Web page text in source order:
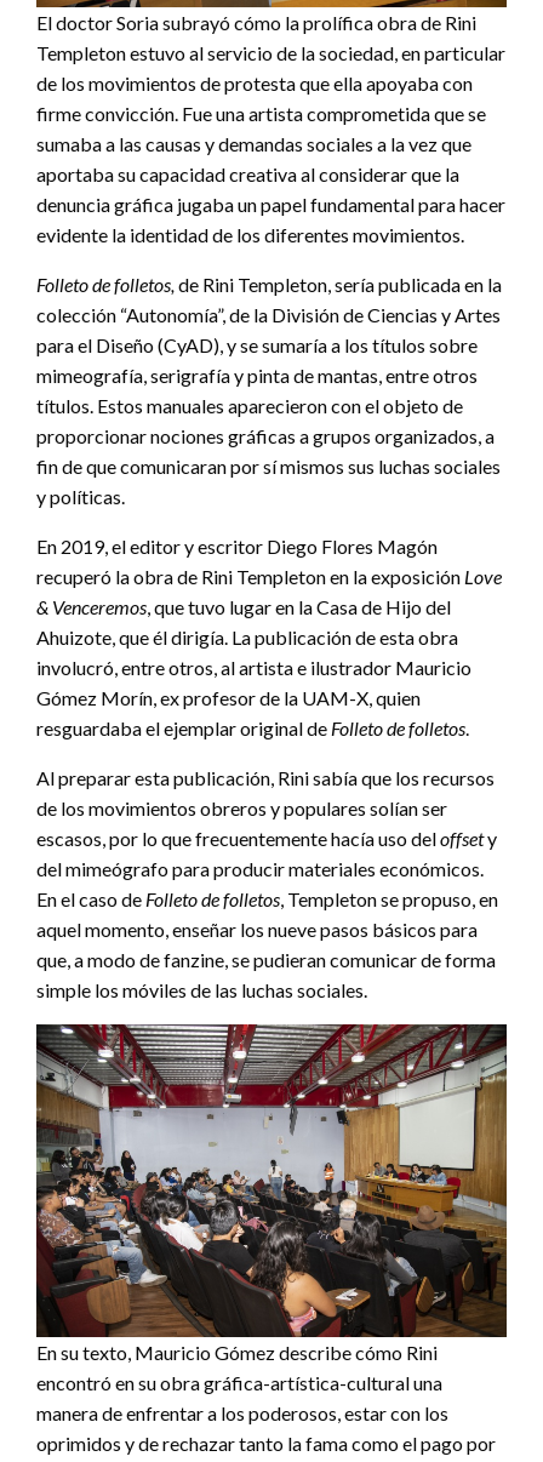
El doctor Soria subrayó cómo la prolífica obra de Rini
Templeton estuvo al servicio de la sociedad, en particular
de los movimientos de protesta que ella apoyaba con
firme convicción. Fue una artista comprometida que se
sumaba a las causas y demandas sociales a la vez que
aportaba su capacidad creativa al considerar que la
denuncia gráfica jugaba un papel fundamental para hacer
evidente la identidad de los diferentes movimientos.
Folleto de folletos, de Rini Templeton, sería publicada en la
colección “Autonomía”, de la División de Ciencias y Artes
para el Diseño (CyAD), y se sumaría a los títulos sobre
mimeografía, serigrafía y pinta de mantas, entre otros
títulos. Estos manuales aparecieron con el objeto de
proporcionar nociones gráficas a grupos organizados, a
fin de que comunicaran por sí mismos sus luchas sociales
y políticas.
En 2019, el editor y escritor Diego Flores Magón
recuperó la obra de Rini Templeton en la exposición Love
& Venceremos , que tuvo lugar en la Casa de Hijo del
Ahuizote, que él dirigía. La publicación de esta obra
involucró, entre otros, al artista e ilustrador Mauricio
Gómez Morín, ex profesor de la UAM-X, quien
resguardaba el ejemplar original de Folleto de folletos
Al preparar esta publicación, Rini sabía que los recursos
de los movimientos obreros y populares solían ser
escasos, por lo que frecuentemente hacía uso deloffsety
del mimeógrafo para producir materiales económicos.
En el caso de Folleto de folletos , Templeton se propuso, en
aquel momento, enseñar los nueve pasos básicos para
que, a modo de fanzine, se pudieran comunicar de forma
simple los móviles de las luchas sociales.
En su texto, Mauricio Gómez describe cómo Rini
encontró en su obra gráfica-artística-cultural una
manera de enfrentar a los poderosos, estar con los
oprimidos y de rechazar tanto la fama como el pago por